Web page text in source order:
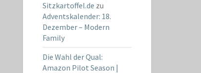
Sitzkartoffel.de zu
Adventskalender: 18.
Dezember – Modern
Family
Die Wahl der Qual:
Amazon Pilot Season |